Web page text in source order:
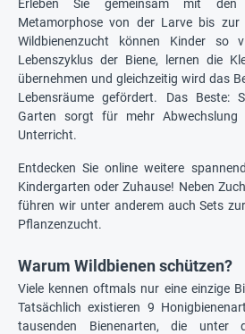
Erleben Sie gemeinsam mit
Metamorphose von der Larve bis
Wildbienenzucht können Kinder so
Lebenszyklus der Biene, lernen die
übernehmen und gleichzeitig wird das
Lebensräume gefördert. Das Beste:
Garten sorgt für mehr
Unterricht.
Entdecken Sie online weitere
Kindergarten oder Zuhause! Neben
führen wir unter anderem auch Sets
Pflanzenzucht.
Warum Wildbienen schützen?
Viele kennen oftmals nur eine einzige
Tatsächlich existieren 9
tausenden Bienenarten, die unter